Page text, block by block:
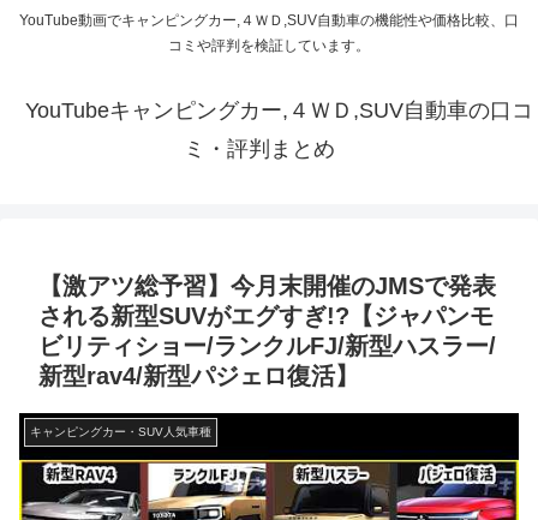
YouTube動画でキャンピングカー,４ＷＤ,SUV自動車の機能性や価格比較、口
コミや評判を検証しています。
YouTubeキャンピングカー,４ＷＤ,SUV自動車の口コ
ミ・評判まとめ
【激アツ総予習】今月末開催のJMSで発表
される新型SUVがエグすぎ!?【ジャパンモ
ビリティショー/ランクルFJ/新型ハスラー/
新型rav4/新型パジェロ復活】
キャンピングカー・SUV人気車種